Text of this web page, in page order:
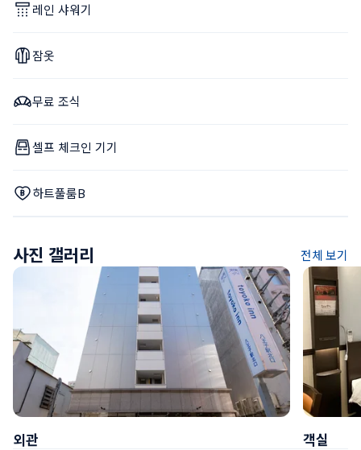
레인 샤워기
잠옷
무료 조식
셀프 체크인 기기
하트풀룸B
사진 갤러리 전체 보기
외관 객실